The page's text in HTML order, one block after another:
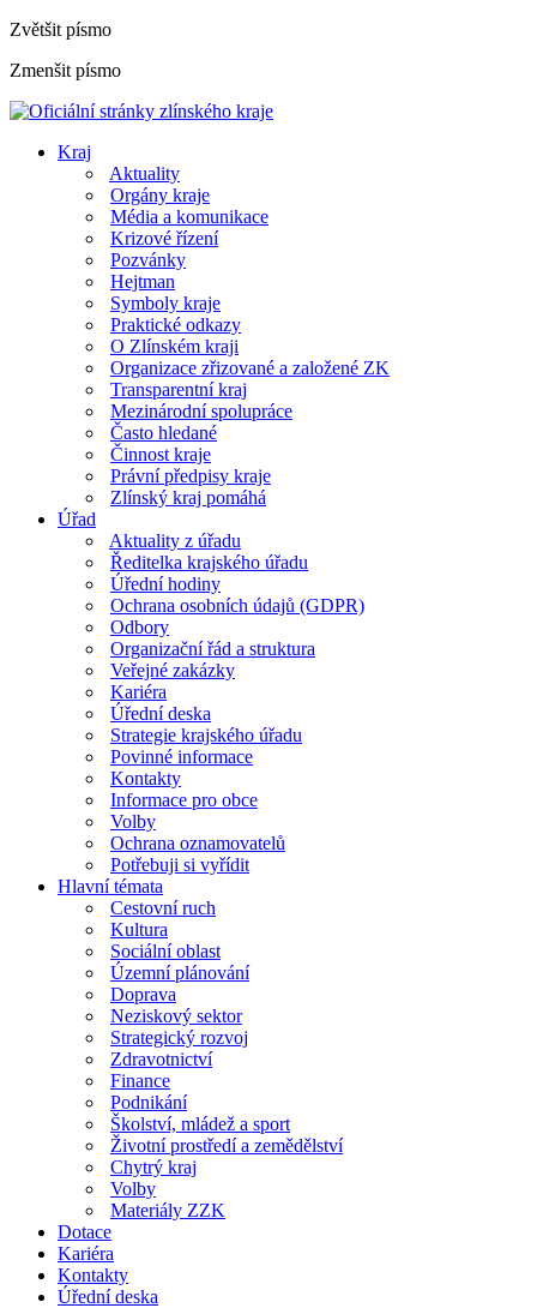
Zvětšit písmo
Zmenšit písmo
Kraj
Aktuality
Orgány kraje
Média a komunikace
Krizové řízení
Pozvánky
Hejtman
Symboly kraje
Praktické odkazy
O Zlínském kraji
Organizace zřizované a založené ZK
Transparentní kraj
Mezinárodní spolupráce
Často hledané
Činnost kraje
Právní předpisy kraje
Zlínský kraj pomáhá
Úřad
Aktuality z úřadu
Ředitelka krajského úřadu
Úřední hodiny
Ochrana osobních údajů (GDPR)
Odbory
Organizační řád a struktura
Veřejné zakázky
Kariéra
Úřední deska
Strategie krajského úřadu
Povinné informace
Kontakty
Informace pro obce
Volby
Ochrana oznamovatelů
Potřebuji si vyřídit
Hlavní témata
Cestovní ruch
Kultura
Sociální oblast
Územní plánování
Doprava
Neziskový sektor
Strategický rozvoj
Zdravotnictví
Finance
Podnikání
Školství, mládež a sport
Životní prostředí a zemědělství
Chytrý kraj
Volby
Materiály ZZK
Dotace
Kariéra
Kontakty
Úřední deska